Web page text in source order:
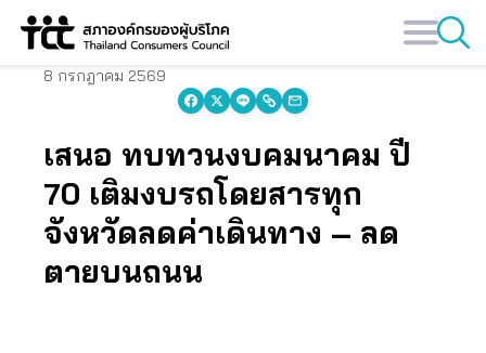
Skip
8 กรกฎาคม 2569
เสนอ ทบทวนงบคมนาคม ปี
70 เติมงบรถโดยสารทุก
จังหวัดลดค่าเดินทาง – ลด
ตายบนถนน